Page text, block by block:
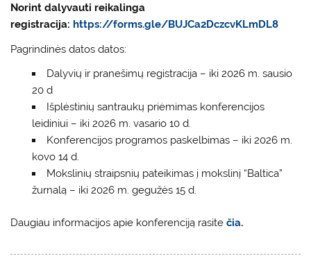
Norint dalyvauti reikalinga
registracija: https://forms.gle/BUJCa2DczcvKLmDL8
Pagrindinės datos datos:
Dalyvių ir pranešimų registracija – iki 2026 m. sausio
20 d
Išplėstinių santraukų priėmimas konferencijos
leidiniui – iki 2026 m. vasario 10 d.
Konferencijos programos paskelbimas – iki 2026 m.
kovo 14 d.
Mokslinių straipsnių pateikimas į mokslinį “Baltica”
žurnalą – iki 2026 m. gegužės 15 d.
Daugiau informacijos apie konferenciją rasitečia.